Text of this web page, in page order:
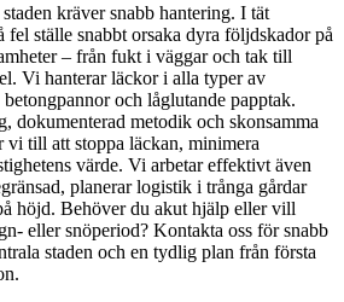
kräver snabb hantering. I tät
fel ställe snabbt orsaka dyra följdskador på
– från fukt i väggar och tak till
Vi hanterar läckor i alla typer av
och låglutande papptak.
dokumenterad metodik och skonsamma
vi till att stoppa läckan, minimera
värde. Vi arbetar effektivt även
planerar logistik i trånga gårdar
höjd. Behöver du akut hjälp eller vill
eller snöperiod? Kontakta oss för snabb
staden och en tydlig plan från första